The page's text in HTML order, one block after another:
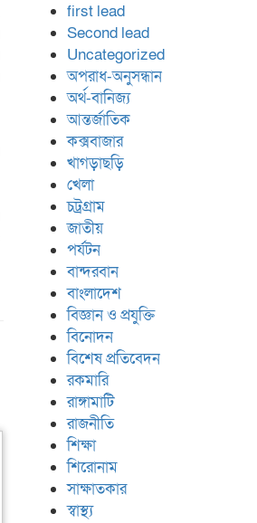
first lead
Second lead
Uncategorized
অপরাধ-অনুসন্ধান
অর্থ-বানিজ্য
আন্তর্জাতিক
কক্সবাজার
খাগড়াছড়ি
খেলা
চট্রগ্রাম
জাতীয়
পর্যটন
বান্দরবান
বাংলাদেশ
বিজ্ঞান ও প্রযুক্তি
বিনোদন
বিশেষ প্রতিবেদন
রকমারি
রাঙ্গামাটি
রাজনীতি
শিক্ষা
শিরোনাম
সাক্ষাতকার
স্বাস্থ্য